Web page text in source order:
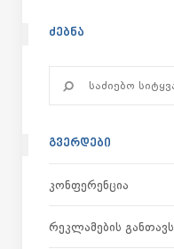
ᲫᲔᲑᲜᲐ
ᲒᲕᲔᲠᲓᲔᲑᲘ
Კონფერენცია
Რეკლამების